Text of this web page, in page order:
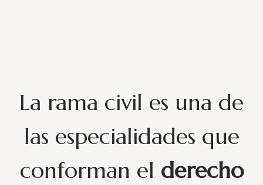
La rama civil es una de
las especialidades que
conforman el derecho